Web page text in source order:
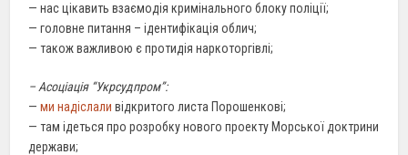
— нас цікавить взаємодія кримінального блоку поліції;
— головне питання – ідентифікація облич;
— також важливою є протидія наркоторгівлі;
– Асоціація “Укрсудпром”:
—ми надіслали відкритого листа Порошенкові;
— там ідеться про розробку нового проекту Морської доктрини
держави;